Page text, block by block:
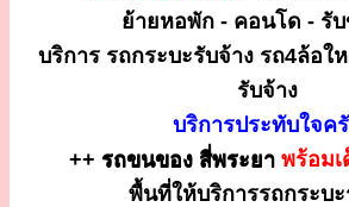
ย้ายหอพัก - คอนโด - รั
บริการ รถกระบะรับจ้าง รถ4ล้อใ
รับจ้าง
บริการประทับใจค
++ รถขนของ สี่พระยา พร้อม
พื้นที่ให้บริการรถกระบะ